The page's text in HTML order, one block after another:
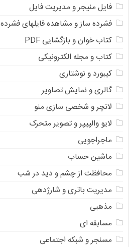
فایل منیجر و مدیریت فایل
فشرده ساز و مشاهده فایلهای فشرده
کتاب خوان و بازگشایی PDF
کتاب و مجله الکترونیکی
کیبورد و نوشتاری
گالری و نمایش تصاویر
لانچر و شخصی سازی منو
لایو والپیپر و تصویر متحرک
ماجراجویی
ماشین حساب
محافظت از چشم و دید در شب
مدیریت باتری و شارژدهی
مذهبی
مسابقه ای
مسنجر و شبکه اجتماعی